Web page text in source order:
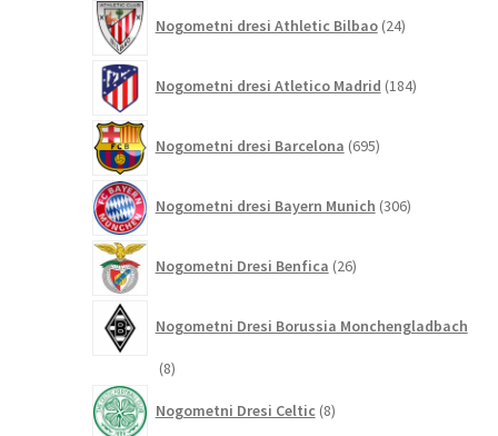
Nogometni dresi Athletic Bilbao 24izdelkov
Nogometni dresi Atletico Madrid 184izdelkov
Nogometni dresi Barcelona 695izdelkov
Nogometni dresi Bayern Munich 306izdelkov
Nogometni Dresi Benfica 26izdelkov
Nogometni Dresi Borussia Monchengladbach
88
Nogometni Dresi Celtic 8izdelkov